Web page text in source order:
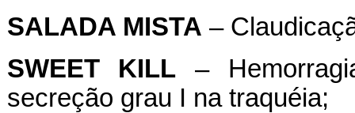
SALADA MISTA –
SWEET KILL –
secreção grau I na traquéia;